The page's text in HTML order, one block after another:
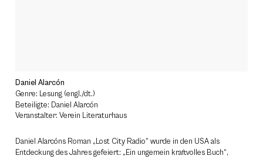
Daniel Alarcón
Genre: Lesung (engl./dt.)
Beteiligte: Daniel Alarcón
Veranstalter: Verein Literaturhaus
Daniel Alarcóns Roman „Lost City Radio“ wurde in den USA als
Entdeckung des Jahres gefeiert: „Ein ungemein kraftvolles Buch“,